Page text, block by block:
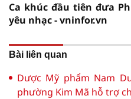
Ca khúc đầu tiên đưa
yêu nhạc - vninfor.vn
Bài liên quan
Dược Mỹ phẩm Nam
phường Kim Mã hỗ trợ